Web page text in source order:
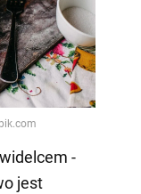
-
jest